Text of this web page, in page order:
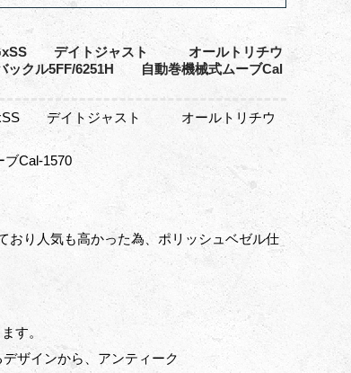
デイトジャスト オールトリチウ
ル5FF/6251H 自動巻機械式ムーブCal
デイトジャスト オールトリチウ
Cal-1570
おり人気も高かった為、ポリッシュベゼル仕
す。
ザインから、アンティーク